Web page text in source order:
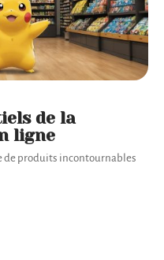
de la
ligne
de produits incontournables